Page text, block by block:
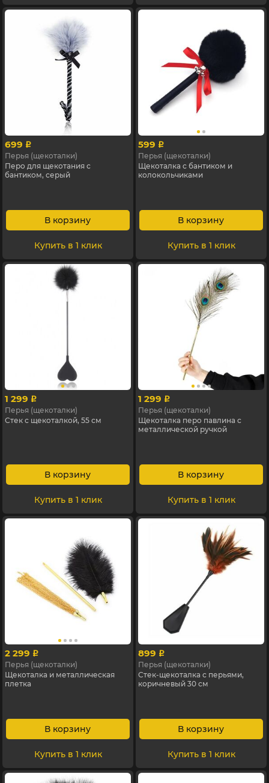
699 p
Перья (щекоталки)
Перо для щекотания с
бантиком, серый
В корзину
Купить в 1 клик
599 p
Перья (щекоталки)
Щекоталка с бантиком и
колокольчиками
В корзину
Купить в 1 клик
1 299 p
Перья (щекоталки)
Стек с щекоталкой, 55 см
В корзину
Купить в 1 клик
1 299 p
Перья (щекоталки)
Щекоталка перо павлина с
металлической ручкой
В корзину
Купить в 1 клик
2 299 p
Перья (щекоталки)
Щекоталка и металлическая
плетка
В корзину
Купить в 1 клик
899 p
Перья (щекоталки)
Стек-щекоталка с перьями,
коричневый 30 см
В корзину
Купить в 1 клик